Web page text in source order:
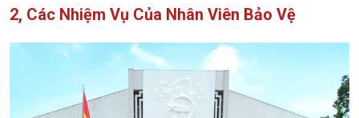
2, Các Nhiệm Vụ Của Nhân Viên Bảo Vệ